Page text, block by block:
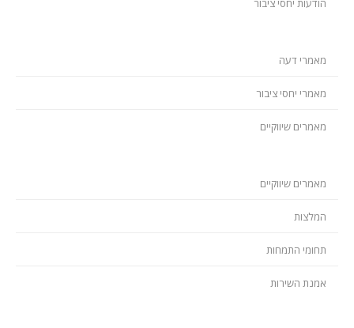
הודעות יחסי ציבור
מאמרי דעה
מאמרי יחסי ציבור
מאמרים שיווקיים
מאמרים שיווקיים
המלצות
תחומי התמחות
אמנת השירות